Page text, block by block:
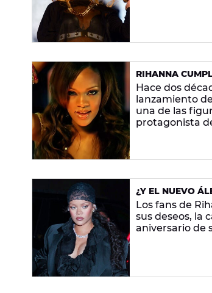
RIHANNA
PASA CON SU
Hace dos
lanzamiento
una de las
protagonista
¿Y EL NUEVO
ANIVERSARIO
Los fans de
sus deseos, la
aniversario de